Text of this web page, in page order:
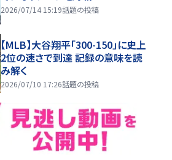
2026/07/14 15:19話題の投稿
【MLB】大谷翔平「300-150」に史上
2位の速さで到達 記録の意味を読
み解く
2026/07/10 17:26話題の投稿